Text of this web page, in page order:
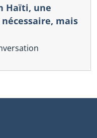
Haïti, une
mais